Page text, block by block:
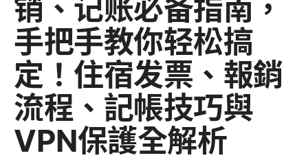
销、记账必备指南，
手把手教你轻松搞
定！住宿发票、報銷
流程、記帳技巧與
VPN保護全解析